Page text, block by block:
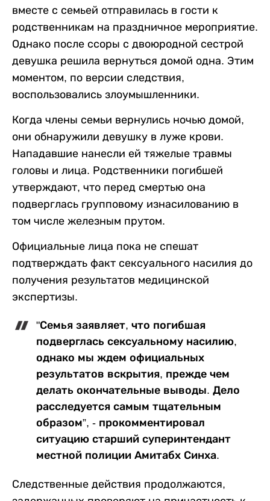
вместе с семьей отправилась в гости к
родственникам на праздничное мероприятие.
Однако после ссоры с двоюродной сестрой
девушка решила вернуться домой одна. Этим
моментом, по версии следствия,
воспользовались злоумышленники.
Когда члены семьи вернулись ночью домой,
они обнаружили девушку в луже крови.
Нападавшие нанесли ей тяжелые травмы
головы и лица. Родственники погибшей
утверждают, что перед смертью она
подверглась групповому изнасилованию в
том числе железным прутом.
Официальные лица пока не спешат
подтверждать факт сексуального насилия до
получения результатов медицинской
экспертизы.
"Семья заявляет, что погибшая
подверглась сексуальному насилию,
однако мы ждем официальных
результатов вскрытия, прежде чем
делать окончательные выводы. Дело
расследуется самым тщательным
образом”, - прокомментировал
ситуацию старший суперинтендант
местной полиции Амитабх Синха.
Следственные действия продолжаются,